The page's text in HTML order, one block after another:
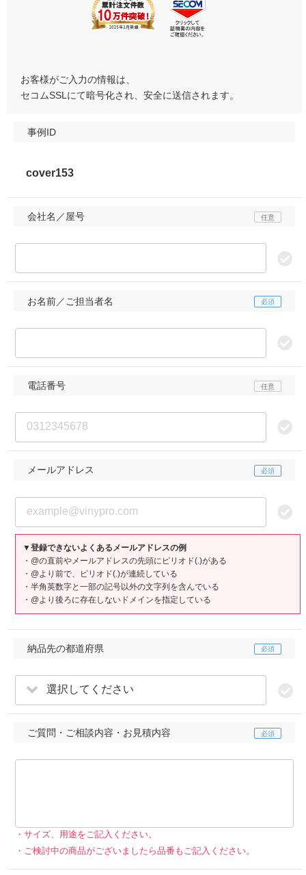
お客様がご入力の情報は、
セコムSSLにて暗号化され、安全に送信されます。
事例ID
会社名／屋号
お名前／ご担当者名
電話番号
メールアドレス
▼登録できないよくあるメールアドレスの例
・@の直前やメールアドレスの先頭にピリオド(.)がある
・@より前で、ピリオド(.)が連続している
・半角英数字と一部の記号以外の文字列を含んでいる
・@より後ろに存在しないドメインを指定している
納品先の都道府県
選択してください
ご質問・ご相談内容・お見積内容
サイズ、用途をご記入ください。
ご検討中の商品がございましたら品番もご記入ください。